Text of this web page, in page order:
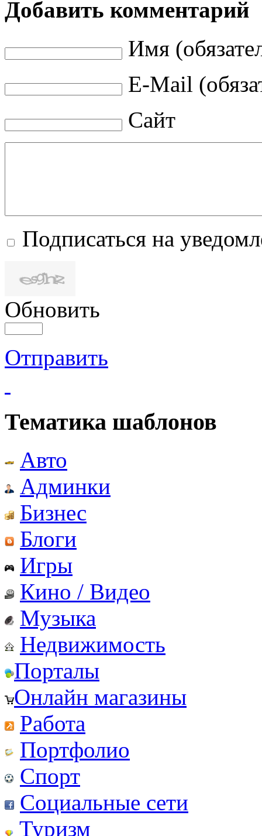
Добавить комментарий
Имя
E-Mail
Сайт
Подписаться на
Обновить
Отправить
Тематика шаблонов
Авто
Админки
Бизнес
Блоги
Игры
Кино / Видео
Музыка
Недвижимость
Порталы
Онлайн магазины
Работа
Портфолио
Спорт
Социальные сети
Туризм